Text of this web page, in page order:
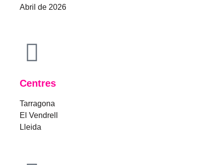
Abril de 2026
Centres
Tarragona
El Vendrell
Lleida